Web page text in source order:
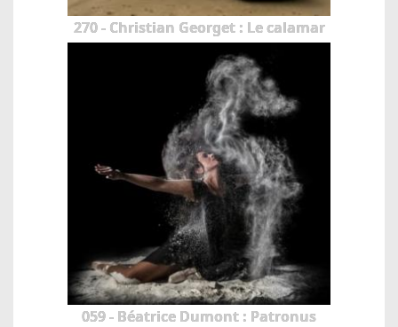
270 - Christian Georget : Le calamar
059 - Béatrice Dumont : Patronus